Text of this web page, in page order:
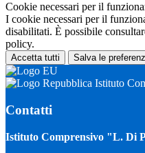
Cookie necessari per il
I cookie necessari per il
disabilitati. È possibile
policy.
Accetta tutti Salva le
Istituto
Contatti
Istituto Comprensivo "L. Di